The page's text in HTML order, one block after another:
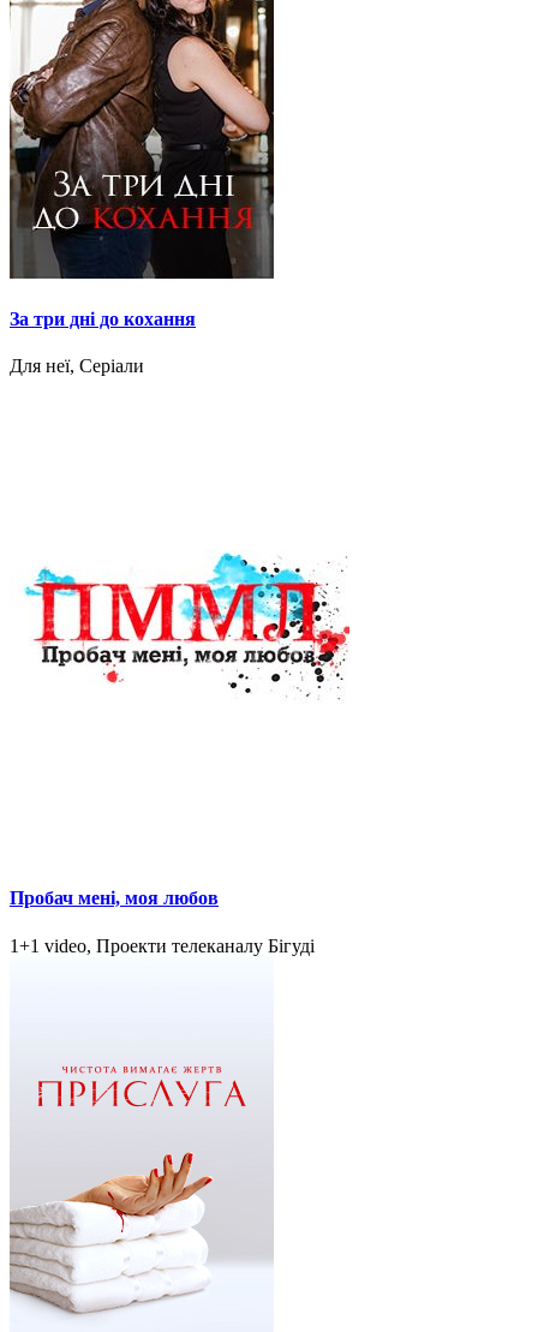
За три дні до кохання
Для неї, Серіали
Пробач мені, моя любов
1+1 video, Проекти телеканалу Бігуді